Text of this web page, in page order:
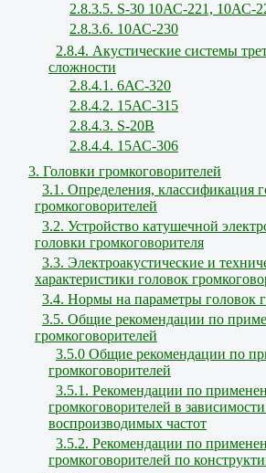
2.8.3.5. S-30 10АС-221, 10АС-
2.8.3.6. 10АС-230
2.8.4. Акустические системы
сложности
2.8.4.1. 6АС-320
2.8.4.2. 15АС-315
2.8.4.3. S-20B
2.8.4.4. 15АС-306
3. Головки громкоговорителей
3.1. Определения, классификация
громкоговорителей
3.2. Устройство катушечной
головки громкоговорителя
3.3. Электроакустические и
характеристики головок
3.4. Нормы на параметры головок
3.5. Общие рекомендации по
громкоговорителей
3.5.0 Общие рекомендации по
громкоговорителей
3.5.1. Рекомендации по
громкоговорителей в
воспроизводимых частот
3.5.2. Рекомендации по
громкоговорителей по